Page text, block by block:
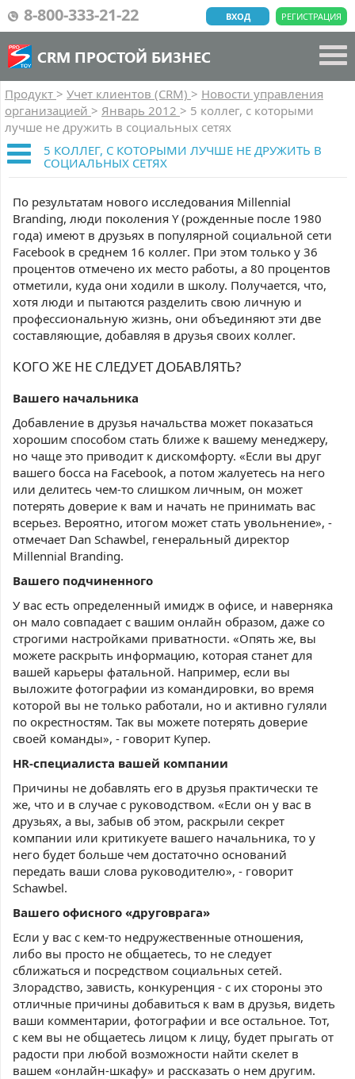
8-800-333-21-22 РЕГИСТРАЦИЯ
ВХОД
CRM ПРОСТОЙ БИЗНЕС
Продукт > Учет клиентов (CRM) > Новости управления
организацией > Январь 2012 > 5 коллег, с которыми
лучше не дружить в социальных сетях
5 КОЛЛЕГ, С КОТОРЫМИ ЛУЧШЕ НЕ ДРУЖИТЬ В
СОЦИАЛЬНЫХ СЕТЯХ
По результатам нового исследования Millennial
Branding, люди поколения Y (рожденные после 1980
года) имеют в друзьях в популярной социальной сети
Facebook в среднем 16 коллег. При этом только у 36
процентов отмечено их место работы, а 80 процентов
отметили, куда они ходили в школу. Получается, что,
хотя люди и пытаются разделить свою личную и
профессиональную жизнь, они объединяют эти две
составляющие, добавляя в друзья своих коллег.
КОГО ЖЕ НЕ СЛЕДУЕТ ДОБАВЛЯТЬ?
Вашего начальника
Добавление в друзья начальства может показаться
хорошим способом стать ближе к вашему менеджеру,
но чаще это приводит к дискомфорту. «Если вы друг
вашего босса на Facebook, а потом жалуетесь на него
или делитесь чем-то слишком личным, он может
потерять доверие к вам и начать не принимать вас
всерьез. Вероятно, итогом может стать увольнение», -
отмечает Dan Schawbel, генеральный директор
Millennial Branding.
Вашего подчиненного
У вас есть определенный имидж в офисе, и наверняка
он мало совпадает с вашим онлайн образом, даже со
строгими настройками приватности. «Опять же, вы
можете раскрыть информацию, которая станет для
вашей карьеры фатальной. Например, если вы
выложите фотографии из командировки, во время
которой вы не только работали, но и активно гуляли
по окрестностям. Так вы можете потерять доверие
своей команды», - говорит Купер.
HR-специалиста вашей компании
Причины не добавлять его в друзья практически те
же, что и в случае с руководством. «Если он у вас в
друзьях, а вы, забыв об этом, раскрыли секрет
компании или критикуете вашего начальника, то у
него будет больше чем достаточно оснований
передать ваши слова руководителю», - говорит
Schawbel.
Вашего офисного «друговрага»
Если у вас с кем-то недружественные отношения,
либо вы просто не общаетесь, то не следует
сближаться и посредством социальных сетей.
Злорадство, зависть, конкуренция - с их стороны это
отличные причины добавиться к вам в друзья, видеть
ваши комментарии, фотографии и все остальное. Тот,
с кем вы не общаетесь лицом к лицу, будет прыгать от
радости при любой возможности найти скелет в
вашем «онлайн-шкафу» и рассказать о нем другим.